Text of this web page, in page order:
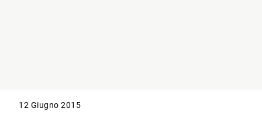
12 Giugno 2015